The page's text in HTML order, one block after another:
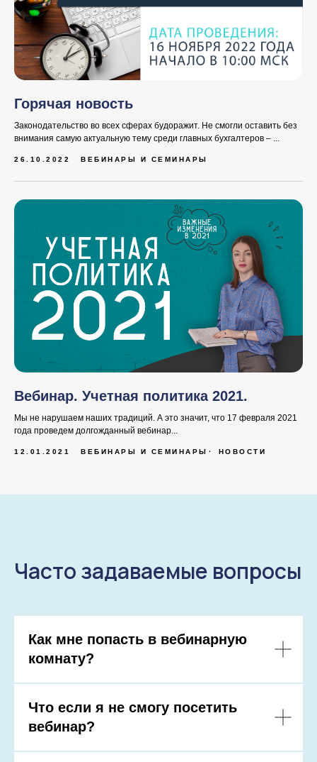
Горячая новость
Законодательство во всех сферах будоражит. Не смогли оставить без
внимания самую актуальную тему среди главных бухгалтеров – ...
26.10.2022 ВЕБИНАРЫ И СЕМИНАРЫ
Вебинар. Учетная политика 2021.
Мы не нарушаем наших традиций. А это значит, что 17 февраля 2021
года проведем долгожданный вебинар...
12.01.2021 ВЕБИНАРЫ И СЕМИНАРЫ НОВОСТИ
Часто задаваемые вопросы
Как мне попасть в вебинарную
комнату?
Что если я не смогу посетить
вебинар?